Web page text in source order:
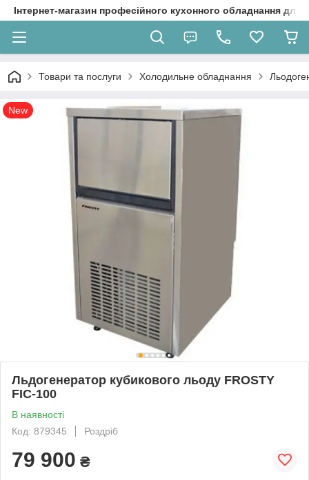
Інтернет-магазин професійного кухонного обладнання
Товари та послуги Холодильне обладнання
New
Льдогенератор кубикового льоду FROSTY
FIC-100
В наявності
Код: 879345
Роздріб
79 900 ₴